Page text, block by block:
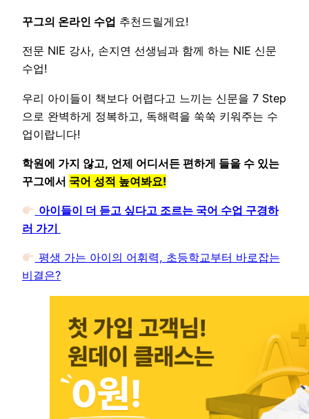
꾸그의 온라인 수업 추천드릴게요!
전문 NIE 강사, 손지연 선생님과 함께 하는 NIE 신문
수업!
우리 아이들이 책보다 어렵다고 느끼는 신문을 7 Step
으로 완벽하게 정복하고, 독해력을 쑥쑥 키워주는 수
업이랍니다!
학원에 가지 않고, 언제 어디서든 편하게 들을 수 있는
꾸그에서 국어 성적 높여봐요!
아이들이 더 듣고 싶다고 조르는 국어 수업 구경하
러 가기
평생 가는 아이의 어휘력, 초등학교부터 바로잡는
비결은?